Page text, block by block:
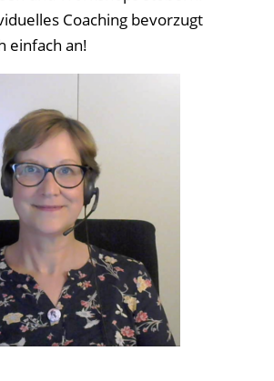
Coaching bevorzugt
einfach an!